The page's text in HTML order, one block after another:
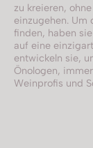
zu kreieren,
einzugehen.
finden, haben
auf eine
entwickeln sie,
Önologen,
Weinprofis und